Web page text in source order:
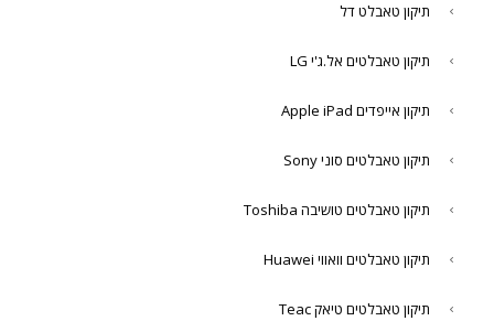
תיקון טאבלט דל
תיקון טאבלטים אל.ג'י LG
תיקון אייפדים Apple iPad
תיקון טאבלטים סוני Sony
תיקון טאבלטים טושיבה Toshiba
תיקון טאבלטים וואווי Huawei
תיקון טאבלטים טיאק Teac